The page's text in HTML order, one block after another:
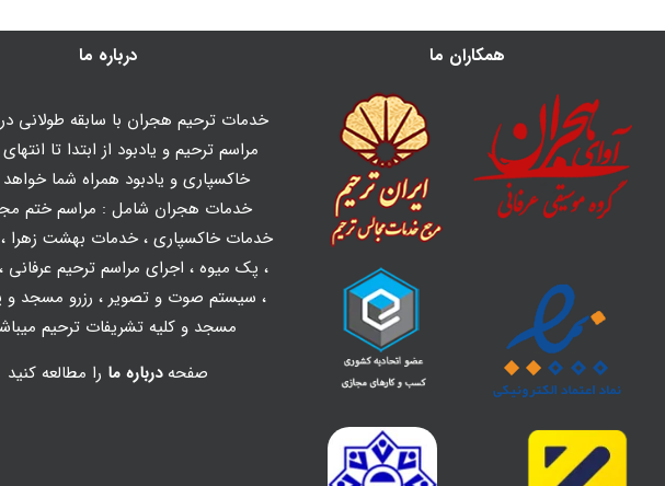
همکاران ما درباره ما
خدمات ترحیم هجران با سابقه طولانی در
مراسم ترحیم و یادبود از ابتدا تا
خاکسپاری و یادبود همراه شما
خدمات هجران شامل : مراسم ختم
خدمات خاکسپاری ،خدمات بهشت زهرا ،
، پک میوه، اجرای مراسم ترحیم عرفانی ،
، سیستم صوت و تصویر ، رزرو مسجد و
مسجد و کلیه تشریفات ترحیم
صفحهدرباره ما را مطالعه کنید